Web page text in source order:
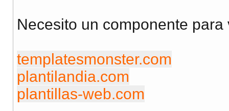
Necesito un componente
templatesmonster.com
plantilandia.com
plantillas-web.com